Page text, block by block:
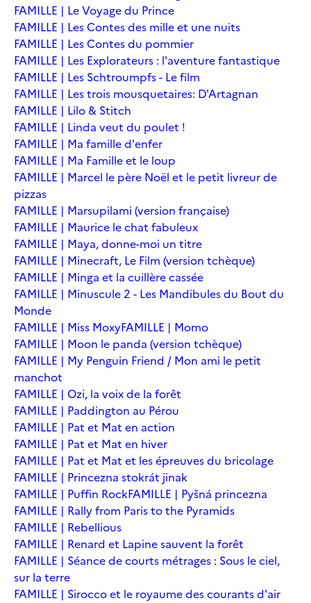
FAMILLE | Le Voyage du Prince
FAMILLE | Les Contes des mille et une nuits
FAMILLE | Les Contes du pommier
FAMILLE | Les Explorateurs : l'aventure fantastique
FAMILLE | Les Schtroumpfs - Le film
FAMILLE | Les trois mousquetaires: D'Artagnan
FAMILLE | Lilo & Stitch
FAMILLE | Linda veut du poulet !
FAMILLE | Ma famille d'enfer
FAMILLE | Ma Famille et le loup
FAMILLE | Marcel le père Noël et le petit livreur de
pizzas
FAMILLE | Marsupilami (version française)
FAMILLE | Maurice le chat fabuleux
FAMILLE | Maya, donne-moi un titre
FAMILLE | Minecraft, Le Film (version tchèque)
FAMILLE | Minga et la cuillère cassée
FAMILLE | Minuscule 2 - Les Mandibules du Bout du
Monde
FAMILLE | Miss MoxyFAMILLE | Momo
FAMILLE | Moon le panda (version tchèque)
FAMILLE | My Penguin Friend / Mon ami le petit
manchot
FAMILLE | Ozi, la voix de la forêt
FAMILLE | Paddington au Pérou
FAMILLE | Pat et Mat en action
FAMILLE | Pat et Mat en hiver
FAMILLE | Pat et Mat et les épreuves du bricolage
FAMILLE | Princezna stokrát jinak
FAMILLE | Puffin RockFAMILLE | Pyšná princezna
FAMILLE | Rally from Paris to the Pyramids
FAMILLE | Rebellious
FAMILLE | Renard et Lapine sauvent la forêt
FAMILLE | Séance de courts métrages : Sous le ciel,
sur la terre
FAMILLE | Sirocco et le royaume des courants d'air